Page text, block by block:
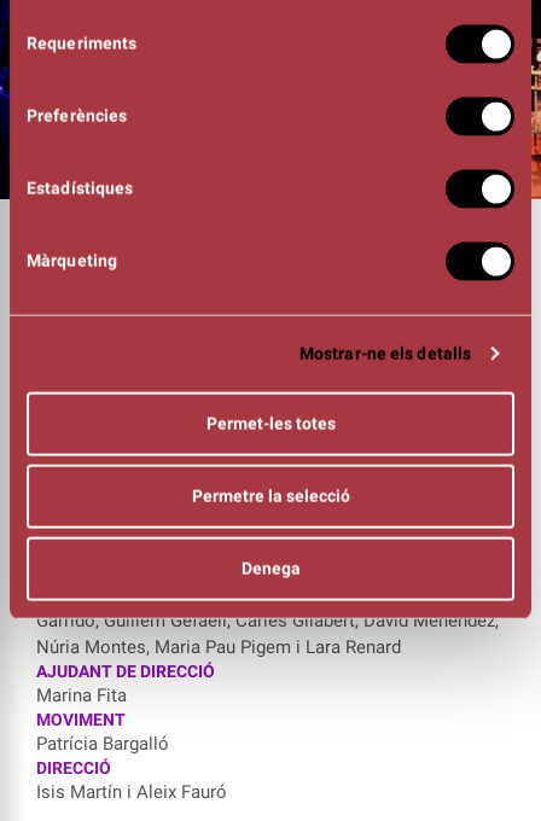
Selecció
consentiment
Requeriments
Preferències
Estadístiques
Màrqueting
Mostrar-ne els detalls
Permet-les totes
Permetre la selecció
Denega
01:25h
Rubén Homar
Anna Miralles
BANDA SONORA
DISSENY DE LLUMS
Luis Martí
Guillem Barbosa, Patrícia Bargalló, Sílvia Capell, Maria
Garrido, Guillem Gefaell, Carles Gilabert, David Menéndez,
Núria Montes, Maria Pau Pigem i Lara Renard
AJUDANT DE DIRECCIÓ
Marina Fita
MOVIMENT
Patrícia Bargalló
DIRECCIÓ
Isis Martín i Aleix Fauró